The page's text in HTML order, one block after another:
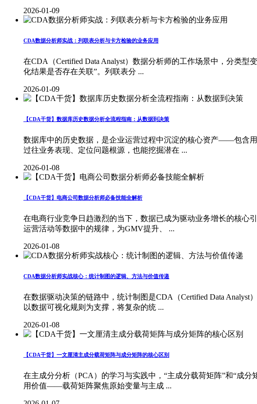
2026-01-09
CDA数据分析师实战：列联表分析与卡方检验的业务应用
在CDA（Certified Data Analyst）数据分析师的工作场景中，分类
化结果是否存在关联”。列联表分 ...
2026-01-09
【CDA干货】数据库历史数据分析全流程指南：从数据到决策
数据库中的历史数据，是企业运营过程中沉淀的核心资产——包含
过往业务表现、定位问题根源，也能挖掘潜在 ...
2026-01-08
【CDA干货】电商公司数据分析师必备技能全解析
在电商行业竞争日趋激烈的当下，数据已成为驱动业务增长的核心
运营活动等数据中的规律，为GMV提升、 ...
2026-01-08
CDA数据分析师实战核心：统计制图的逻辑、方法与价值传递
在数据驱动决策的链路中，统计制图是CDA（Certified Data
以数据可视化规则为支撑，将复杂的统 ...
2026-01-08
【CDA干货】一文厘清主成分载荷矩阵与成分矩阵的核心区别
在主成分分析（PCA）的学习与实践中，“主成分载荷矩阵”和“成
用价值——载荷矩阵聚焦原始变量与主成 ...